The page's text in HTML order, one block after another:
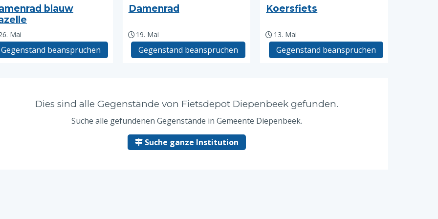
blauw
Mai
Gegenstand beanspruchen
Damenrad
19. Mai
Gegenstand beanspruchen
Koersfiets
13. Mai
Gegenstand beanspruchen
Dies sind alle Gegenstände von Fietsdepot Diepenbeek gefunden.
Suche alle gefundenen Gegenstände in Gemeente Diepenbeek.
Suche ganze Institution